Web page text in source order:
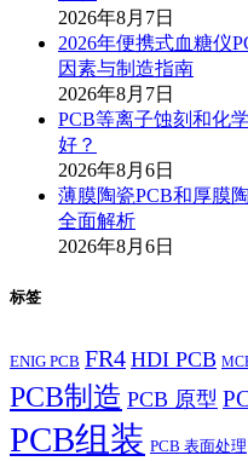
2026年8月7日
2026年便携式血糖仪
因素与制造指南
2026年8月7日
PCB等离子蚀刻和化
好？
2026年8月6日
薄膜陶瓷PCB和厚膜
全面解析
2026年8月6日
标签
ENIG PCB FR4 HDI PCB
PCB制造 PCB 原型
PCB组装 PCB 表面处理